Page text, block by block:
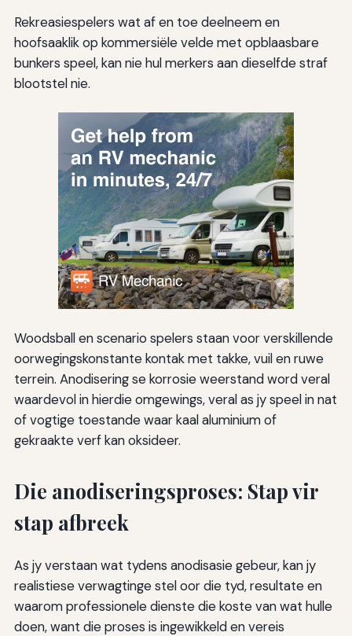
Rekreasiespelers wat af en toe deelneem en
hoofsaaklik op kommersiële velde met opblaasbare
bunkers speel, kan nie hul merkers aan dieselfde straf
blootstel nie.
Woodsball en scenario spelers staan voor verskillende
oorwegingskonstante kontak met takke, vuil en ruwe
terrein. Anodisering se korrosie weerstand word veral
waardevol in hierdie omgewings, veral as jy speel in nat
of vogtige toestande waar kaal aluminium of
gekraakte verf kan oksideer.
Die anodiseringsproses: Stap vir
stap afbreek
As jy verstaan wat tydens anodisasie gebeur, kan jy
realistiese verwagtinge stel oor die tyd, resultate en
waarom professionele dienste die koste van wat hulle
doen, want die proses is ingewikkeld en vereis